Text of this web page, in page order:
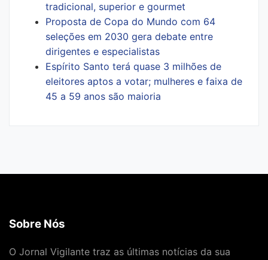
tradicional, superior e gourmet
Proposta de Copa do Mundo com 64
seleções em 2030 gera debate entre
dirigentes e especialistas
Espírito Santo terá quase 3 milhões de
eleitores aptos a votar; mulheres e faixa de
45 a 59 anos são maioria
Sobre Nós
O Jornal Vigilante traz as últimas notícias da sua